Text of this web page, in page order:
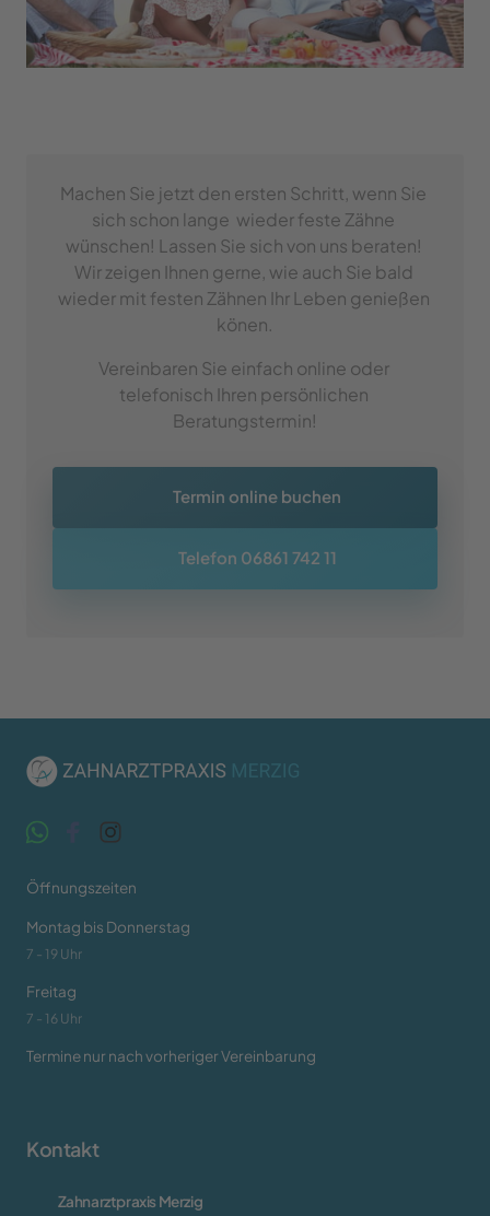
Machen Sie jetzt den ersten Schritt, wenn Sie
sich schon lange  wieder feste Zähne
wünschen! Lassen Sie sich von uns beraten!
Wir zeigen Ihnen gerne, wie auch Sie bald
wieder mit festen Zähnen Ihr Leben genießen
könen.
Vereinbaren Sie einfach online oder
telefonisch Ihren persönlichen
Beratungstermin!
Termin online buchen
Telefon 06861 742 11
Öffnungszeiten
Montag bis Donnerstag
7 - 19 Uhr
Freitag
7 - 16 Uhr
Termine nur nach vorheriger Vereinbarung
Kontakt
Zahnarztpraxis Merzig